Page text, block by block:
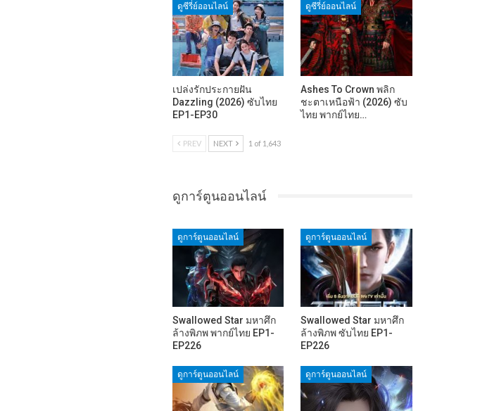
ดูซีรี่ย์ออนไลน์
เปล่งรักประกายฝัน
Dazzling (2026) ซับไทย
EP1-EP30
ดูซีรี่ย์ออนไลน์
Ashes To Crown พลิก
ชะตาเหนือฟ้า (2026) ซับ
ไทย พากย์ไทย…
PREV NEXT 1 of 1,643
ดูการ์ตูนออนไลน์
ดูการ์ตูนออนไลน์
Swallowed Star มหาศึก
ล้างพิภพ พากย์ไทย EP1-
EP226
ดูการ์ตูนออนไลน์
Swallowed Star มหาศึก
ล้างพิภพ ซับไทย EP1-
EP226
ดูการ์ตูนออนไลน์ ดูการ์ตูนออนไลน์